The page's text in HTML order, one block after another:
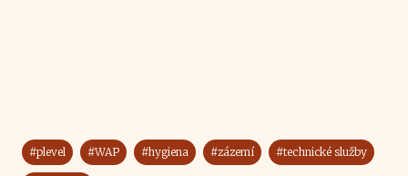
#plevel #WAP #hygiena #zázemí #technické služby